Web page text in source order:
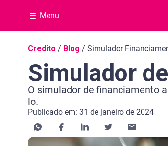
Menu
Navegação do blog
Credito / Blog / Simulador
Simulador
O simulador de financiamento
lo.
Publicado em: 31 de janeiro de 2024
Categoria Crédito
Tempo de leitura: 3 minutos